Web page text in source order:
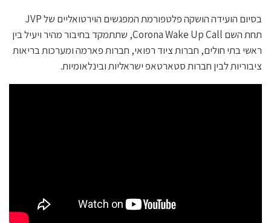
בסיום הועידה הושקה פלטפורמת המפגשים הוירטואליים של JVP
תחת השם Corona Wake Up Call, שתתמקד בחיבור מהיר ויעיל בין
ראשי בתי חולים, חברות ציוד רפואי, חברות פארמה ומערכות בריאות
ציבוריות לבין חברות סטארטאפ ישראליות ובינלאומיות.